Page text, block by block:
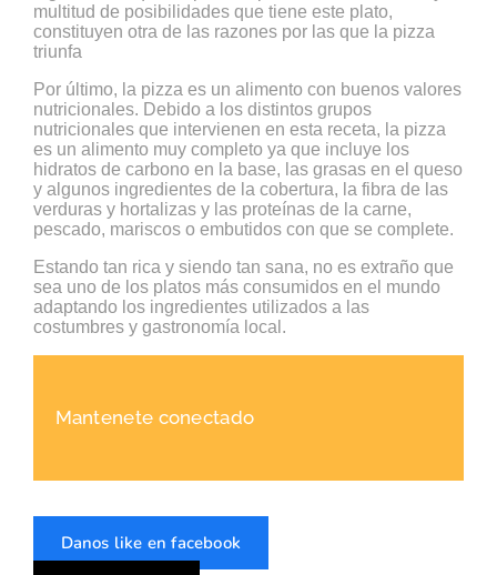
multitud de posibilidades que tiene este plato,
constituyen otra de las razones por las que la pizza
triunfa
Por último, la pizza es un alimento con buenos valores
nutricionales. Debido a los distintos grupos
nutricionales que intervienen en esta receta, la pizza
es un alimento muy completo ya que incluye los
hidratos de carbono en la base, las grasas en el queso
y algunos ingredientes de la cobertura, la fibra de las
verduras y hortalizas y las proteínas de la carne,
pescado, mariscos o embutidos con que se complete.
Estando tan rica y siendo tan sana, no es extraño que
sea uno de los platos más consumidos en el mundo
adaptando los ingredientes utilizados a las
costumbres y gastronomía local.
Mantenete conectado
Danos like en facebook